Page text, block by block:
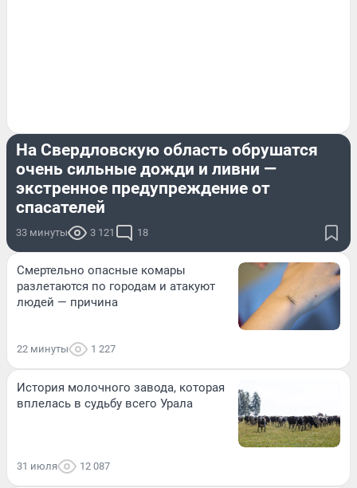
На Свердловскую область обрушатся
очень сильные дожди и ливни —
экстренное предупреждение от
спасателей
33 минуты 3 121 18
Смертельно опасные комары
разлетаются по городам и атакуют
людей — причина
22 минуты 1 227
История молочного завода, которая
вплелась в судьбу всего Урала
31 июля 12 087